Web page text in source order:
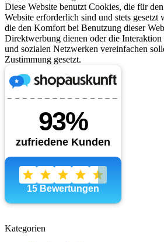
Diese Website benutzt Cookies, die für
Website erforderlich sind und stets gesetzt
die den Komfort bei Benutzung dieser
Direktwerbung dienen oder die Interaktion
und sozialen Netzwerken vereinfachen
Zustimmung gesetzt.
Kategorien